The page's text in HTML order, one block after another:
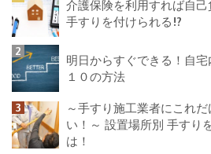
介護保険を利用すれば自
手すりを付けられる!?
明日からすぐできる！自
１０の方法
～手すり施工業者にこれ
い！～ 設置場所別 手すり
は！